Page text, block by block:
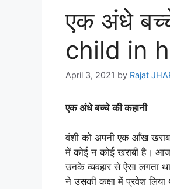
एक अंधे
child in
April 3, 2021 by Rajat
एक अंधे बच्चे की कहानी
वंशी को अपनी एक आँख
में कोई न कोई खराबी है।
उनके व्यवहार से ऐसा
ने उसकी कक्षा में प्रवेश